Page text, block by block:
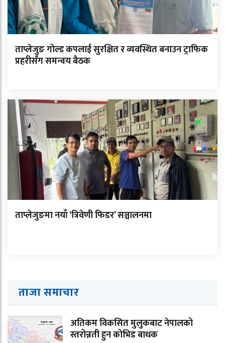
ताप्लेजुङ गोल्ड कपलाई सुरक्षित र व्यवस्थित बनाउन ट्राफिक
प्रहरीसँग समन्वय बैठक
ताप्लेजुङमा नयाँ ‘त्रिवेणी फिडर’ सञ्चालनमा
ताजा समाचार
अतिकम विकसित मुलुकबाट नेपालको
स्तरोन्नती हुन कोभिड बाधक